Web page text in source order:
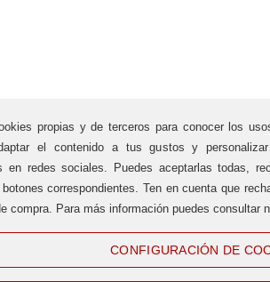
propias y de terceros para conocer los
el contenido a tus gustos y
en redes sociales. Puedes aceptarlas todas,
correspondientes. Ten en cuenta que
compra. Para más información puedes consultar
CONFIGURACIÓN DE